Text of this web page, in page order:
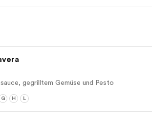
gegrilltem Gemüse und Pesto
G H L